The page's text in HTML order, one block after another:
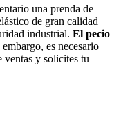
una prenda de
de gran calidad
industrial. El pecio
embargo, es necesario
ventas y solicites tu